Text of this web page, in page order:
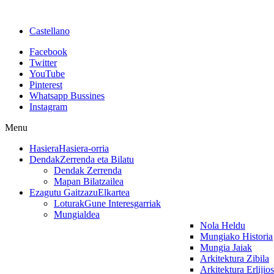
Castellano
Facebook
Twitter
YouTube
Pinterest
Whatsapp Bussines
Instagram
Menu
HasieraHasiera-orria
DendakZerrenda eta Bilatu
Dendak Zerrenda
Mapan Bilatzailea
Ezagutu GaitzazuElkartea
LoturakGune Interesgarriak
Mungialdea
Nola Heldu
Mungiako Historia
Mungia Jaiak
Arkitektura Zibila
Arkitektura